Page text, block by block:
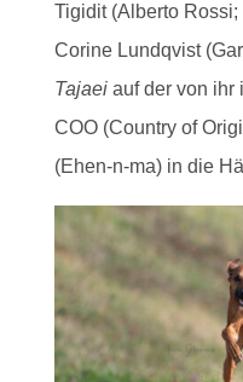
Tigidit (Alberto Rossi;
Corine Lundqvist
Tajaeiauf der von ihr
COO (Country of
(Ehen-n-ma) in die